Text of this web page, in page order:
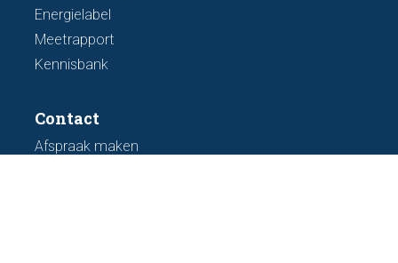
Energielabel
Meetrapport
Kennisbank
Contact
Afspraak maken